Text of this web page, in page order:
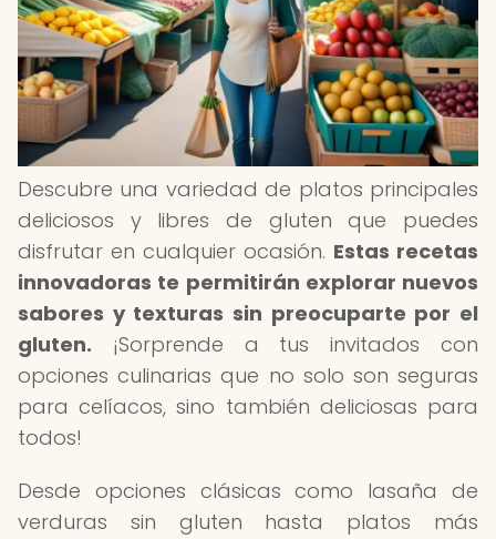
Descubre una variedad de platos principales
deliciosos y libres de gluten que puedes
disfrutar en cualquier ocasión. Estas recetas
innovadoras te permitirán explorar nuevos
sabores y texturas sin preocuparte por el
gluten. ¡Sorprende a tus invitados con
opciones culinarias que no solo son seguras
para celíacos, sino también deliciosas para
todos!
Desde opciones clásicas como lasaña de
verduras sin gluten hasta platos más